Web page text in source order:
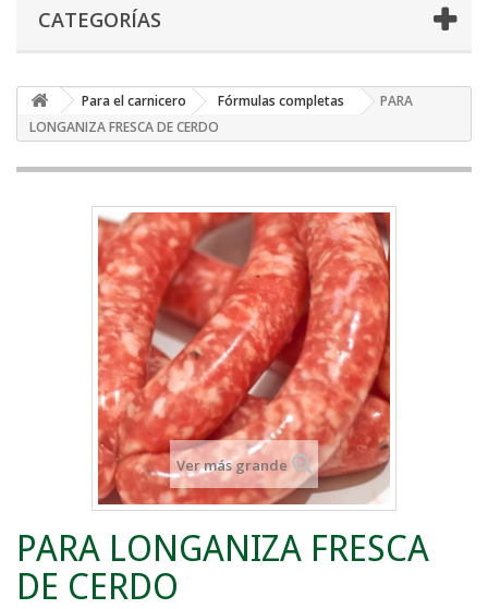
CATEGORÍAS
Para el carnicero Fórmulas completas
PARA
LONGANIZA FRESCA DE CERDO
Ver más grande
PARA LONGANIZA FRESCA
DE CERDO